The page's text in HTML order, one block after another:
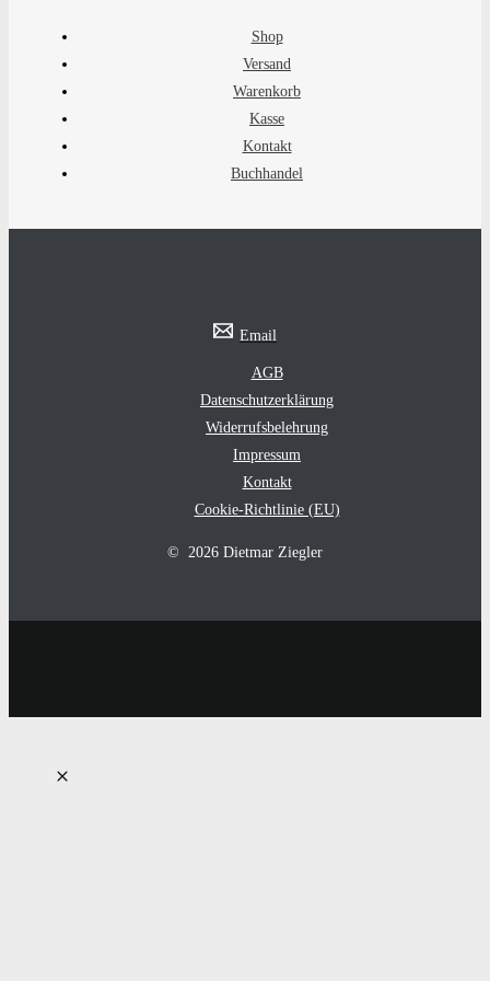
Shop
Versand
Warenkorb
Kasse
Kontakt
Buchhandel
Email
AGB
Datenschutzerklärung
Widerrufsbelehrung
Impressum
Kontakt
Cookie-Richtlinie (EU)
© 2026 Dietmar Ziegler